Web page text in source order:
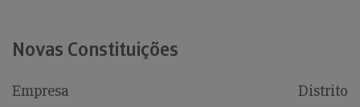
Novas Constituições
Empresa Distrito